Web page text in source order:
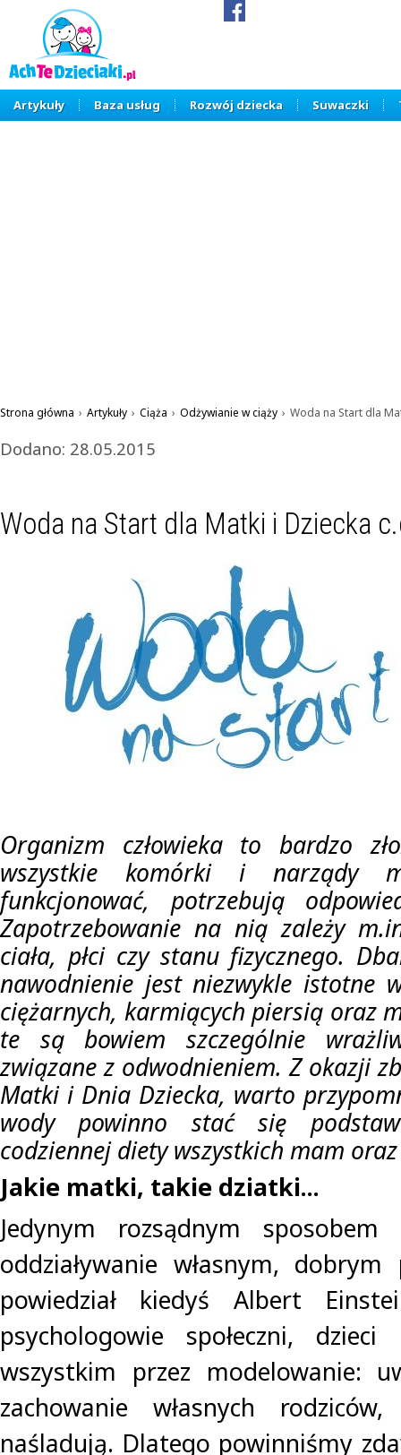
Artykuły Baza usług Rozwój dziecka Suwaczki
Strona główna › Artykuły › Ciąża › Odżywianie w ciąży › Woda na Start dla
Dodano: 28.05.2015
Woda na Start dla Matki i Dziecka
Organizm człowieka to bardzo
wszystkie komórki i narządy
funkcjonować, potrzebują
Zapotrzebowanie na nią zależy
ciała, płci czy stanu fizycznego.
nawodnienie jest niezwykle istotne
ciężarnych, karmiących piersią oraz
te są bowiem szczególnie
związane z odwodnieniem. Z okazji
Matki i Dnia Dziecka, warto
wody powinno stać się
codziennej diety wszystkich mam
Jakie matki, takie dziatki...
Jedynym rozsądnym
oddziaływanie własnym,
powiedział kiedyś Albert
psychologowie społeczni,
wszystkim przez modelowanie:
zachowanie własnych
naśladują. Dlatego powinniśmy